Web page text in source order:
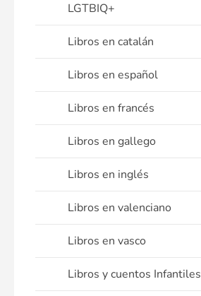
LGTBIQ+
Libros en catalán
Libros en español
Libros en francés
Libros en gallego
Libros en inglés
Libros en valenciano
Libros en vasco
Libros y cuentos Infantiles